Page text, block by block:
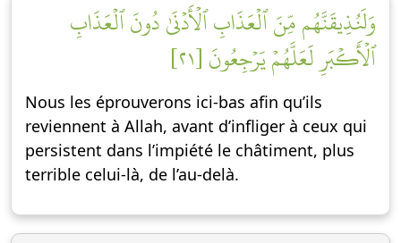
وَلَنُذِيقَنَّهُم مِّنَ ٱلۡعَذَابِ ٱلۡأَدۡنَىٰ دُونَ ٱلۡعَذَابِ
ٱلۡأَكۡبَرِ لَعَلَّهُمۡ يَرۡجِعُونَ [٢١]
Nous les éprouverons ici-bas afin qu’ils
reviennent à Allah, avant d’infliger à ceux qui
persistent dans l’impiété le châtiment, plus
terrible celui-là, de l’au-delà.